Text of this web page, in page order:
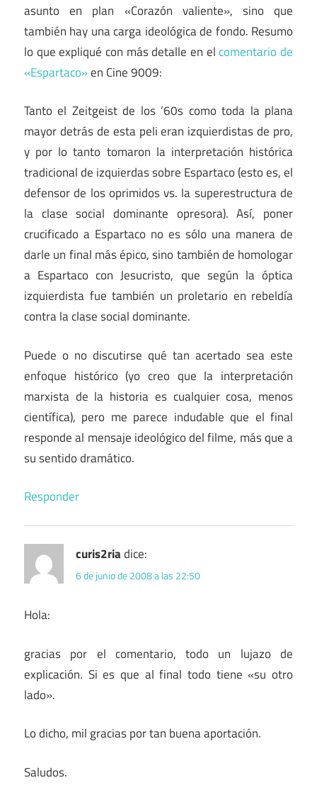
asunto en plan «Corazón valiente», sino que
también hay una carga ideológica de fondo. Resumo
lo que expliqué con más detalle en elcomentario de
«Espartaco»en Cine 9009:
Tanto el Zeitgeist de los ’60s como toda la plana
mayor detrás de esta peli eran izquierdistas de pro,
y por lo tanto tomaron la interpretación histórica
tradicional de izquierdas sobre Espartaco (esto es, el
defensor de los oprimidos vs. la superestructura de
la clase social dominante opresora). Así, poner
crucificado a Espartaco no es sólo una manera de
darle un final más épico, sino también de homologar
a Espartaco con Jesucristo, que según la óptica
izquierdista fue también un proletario en rebeldía
contra la clase social dominante.
Puede o no discutirse qué tan acertado sea este
enfoque histórico (yo creo que la interpretación
marxista de la historia es cualquier cosa, menos
científica), pero me parece indudable que el final
responde al mensaje ideológico del filme, más que a
su sentido dramático.
Responder
curis2riadice:
6 de junio de 2008 a las 22:50
Hola:
gracias por el comentario, todo un lujazo de
explicación. Si es que al final todo tiene «su otro
lado».
Lo dicho, mil gracias por tan buena aportación.
Saludos.